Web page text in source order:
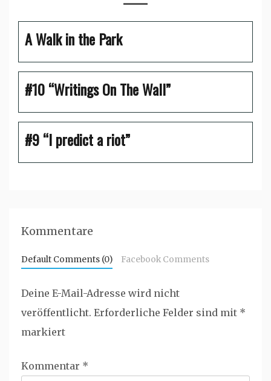
A Walk in the Park
#10 “Writings On The Wall”
#9 “I predict a riot”
Kommentare
Default Comments (0) Facebook Comments
Deine E-Mail-Adresse wird nicht
veröffentlicht. Erforderliche Felder sind mit *
markiert
Kommentar *